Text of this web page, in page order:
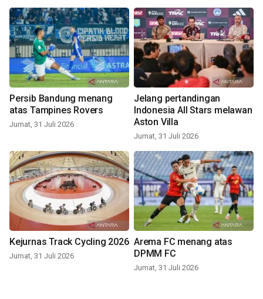
Persib Bandung menang
atas Tampines Rovers
Jumat, 31 Juli 2026
Jelang pertandingan
Indonesia All Stars melawan
Aston Villa
Jumat, 31 Juli 2026
Kejurnas Track Cycling 2026
Jumat, 31 Juli 2026
Arema FC menang atas
DPMM FC
Jumat, 31 Juli 2026